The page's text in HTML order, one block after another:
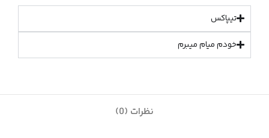
تیپاکس
خودم میام میبرم
نظرات (0)